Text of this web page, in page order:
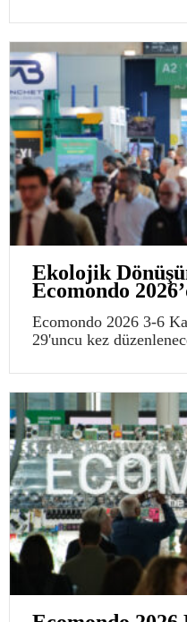
Ekolojik
Ecomondo
Ecomondo 2026 3-6
29'uncu kez